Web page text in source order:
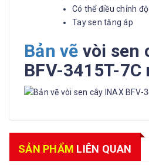
Có thể điều chỉnh
Tay sen tăng áp
Bản vẽ vòi sen
BFV-3415T-
SẢN PHẨM LIÊN QUAN